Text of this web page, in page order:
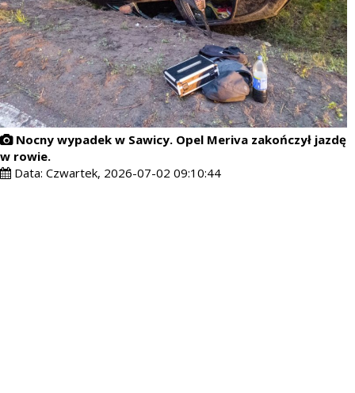
Nocny wypadek w Sawicy. Opel Meriva zakończył jazdę
w rowie.
Data: Czwartek, 2026-07-02 09:10:44